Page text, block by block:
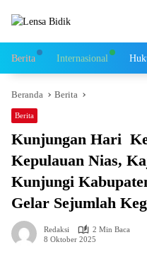
Berita Internasional
Beranda Berita
Berita
Kunjungan Hari
Kepulauan Nias,
Kunjungi
Gelar Sejumlah
Redaksi
2 Min Baca
8 Oktober 2025